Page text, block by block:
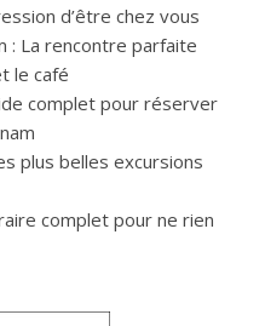
d’être chez vous
: La rencontre parfaite
le café
complet pour réserver
plus belles excursions
complet pour ne rien